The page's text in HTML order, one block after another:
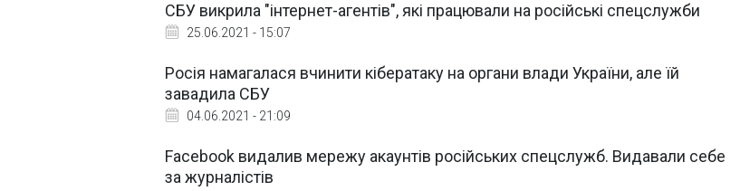
СБУ викрила "інтернет-агентів", які працювали на російські спецслужби
25.06.2021 - 15:07
Росія намагалася вчинити кібератаку на органи влади України, але їй
завадила СБУ
04.06.2021 - 21:09
Facebook видалив мережу акаунтів російських спецслужб. Видавали себе
за журналістів